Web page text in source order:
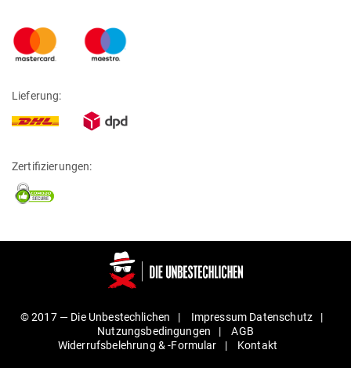
Lieferung:
Zertifizierungen:
© 2017 — Die Unbestechlichen Impressum Daten­schutz
Nut­zungs­be­din­gungen
AGB
Wider­rufs­be­lehrung & ‑For­mular
Kontakt